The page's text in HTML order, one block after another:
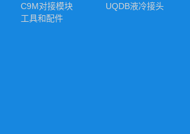
C9M对接模块
工具和配件
UQDB液冷接头